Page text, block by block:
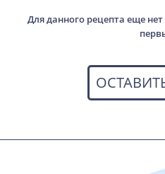
Для данного рецепта еще